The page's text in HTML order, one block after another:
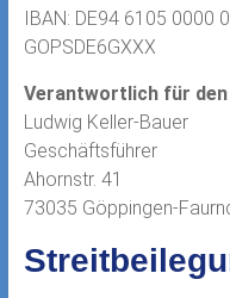
IBAN: DE94 6105
GOPSDE6GXXX
Verantwortlich für den
Ludwig Keller-Bauer
Geschäftsführer
Ahornstr. 41
73035 Göppingen-